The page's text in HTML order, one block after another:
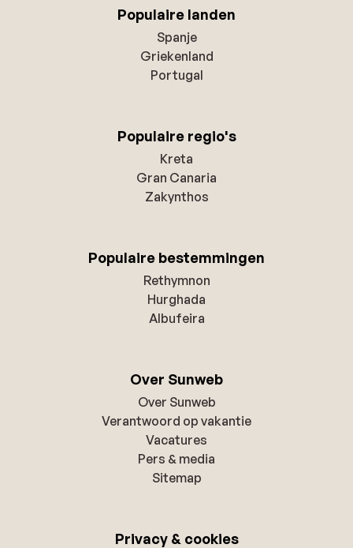
Populaire landen
Spanje
Griekenland
Portugal
Populaire regio's
Kreta
Gran Canaria
Zakynthos
Populaire bestemmingen
Rethymnon
Hurghada
Albufeira
Over Sunweb
Over Sunweb
Verantwoord op vakantie
Vacatures
Pers & media
Sitemap
Privacy & cookies